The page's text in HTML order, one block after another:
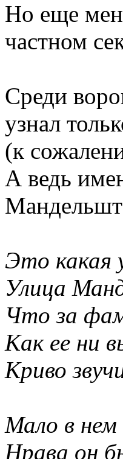
Но еще
частном
Среди
узнал
(к
А ведь
Это какая
Улица
Что за
Как ее ни
Криво
Мало в нем
Нрава он